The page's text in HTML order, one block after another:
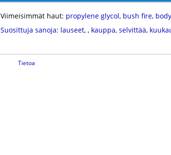
Viimeisimmät haut: propylene glycol, bush fire,
Suosittuja sanoja: lauseet, , kauppa, selvittää,
Tietoa